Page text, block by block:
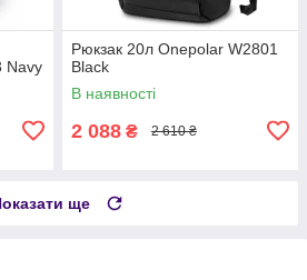
Navy
Рюкзак 20л Onepolar W2801
Black
В наявності
2 088 ₴ 2 610 ₴
ще